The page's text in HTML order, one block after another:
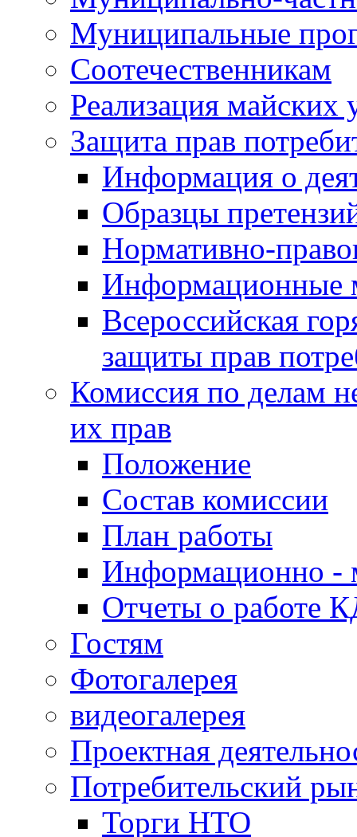
Муниципальные
Соотечественникам
Реализация майских
Защита прав
Информация о
Образцы
Нормативно-
Информационные
Всероссийская
защиты прав
Комиссия по делам
их прав
Положение
Состав комиссии
План работы
Информационно -
Отчеты о работе
Гостям
Фотогалерея
видеогалерея
Проектная
Потребительский
Торги НТО